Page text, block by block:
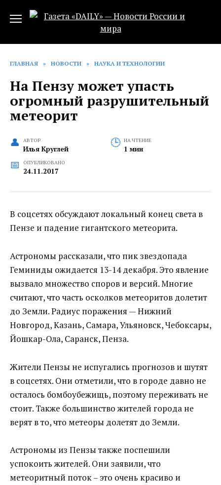
ГЛАВНАЯ » НОВОСТИ » НАУКА И ТЕХНОЛОГИИ
На Пензу может упасть
огромный разрушительный
метеорит
АВТОР
Илья Круглей
НА ЧТЕНИЕ
1 мин
ОПУБЛИКОВАНО
24.11.2017
В соцсетях обсуждают локальный конец света в
Пензе и падение гигантского метеорита.
Астрономы рассказали, что пик звездопада
Геминиды ожидается 13-14 декабря. Это явление
вызвало множество споров и версий. Многие
считают, что часть осколков метеоритов долетит
до Земли. Радиус поражения — Нижний
Новгород, Казань, Самара, Ульяновск, Чебоксары,
Йошкар-Ола, Саранск, Пенза.
Жители Пензы не испугались прогнозов и шутят
в соцсетях. Они отметили, что в городе давно не
осталось бомбоубежищь, поэтому переживать не
стоит. Также большинство жителей города не
верят в то, что метеоры долетят до Земли.
Астрономы из Пензы также поспешили
успокоить жителей. Они заявили, что
метеоритный поток – это очень красиво и